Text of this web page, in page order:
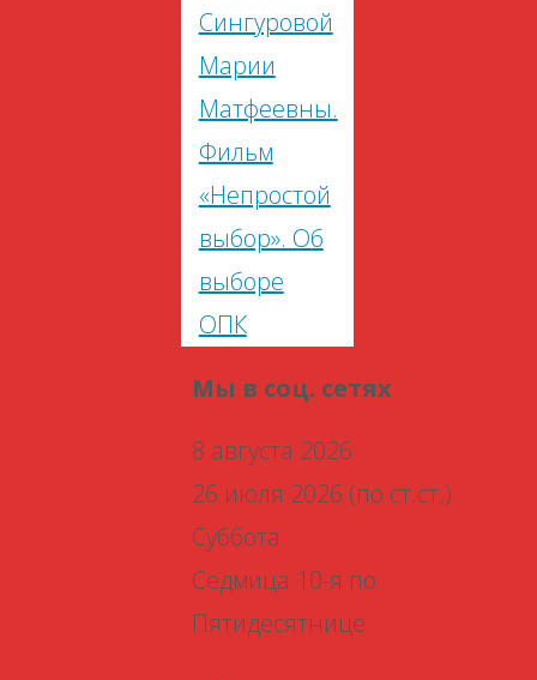
Сингуровой
Марии
Матфеевны.
Фильм
«Непростой
выбор». Об
выборе
ОПК
Мы в соц. сетях
8 августа 2026
26 июля 2026 (по ст.ст.)
Суббота
Седмица 10-я по
Пятидесятнице